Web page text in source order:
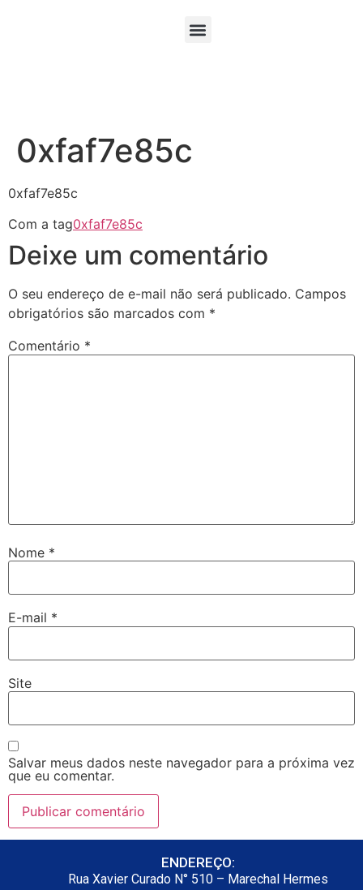
0xfaf7e85c
0xfaf7e85c
Com a tag0xfaf7e85c
Deixe um comentário
O seu endereço de e-mail não será publicado. Campos
obrigatórios são marcados com *
Comentário *
Nome *
E-mail *
Site
Salvar meus dados neste navegador para a próxima vez
que eu comentar.
ENDEREÇO:
Rua Xavier Curado N° 510 – Marechal Hermes